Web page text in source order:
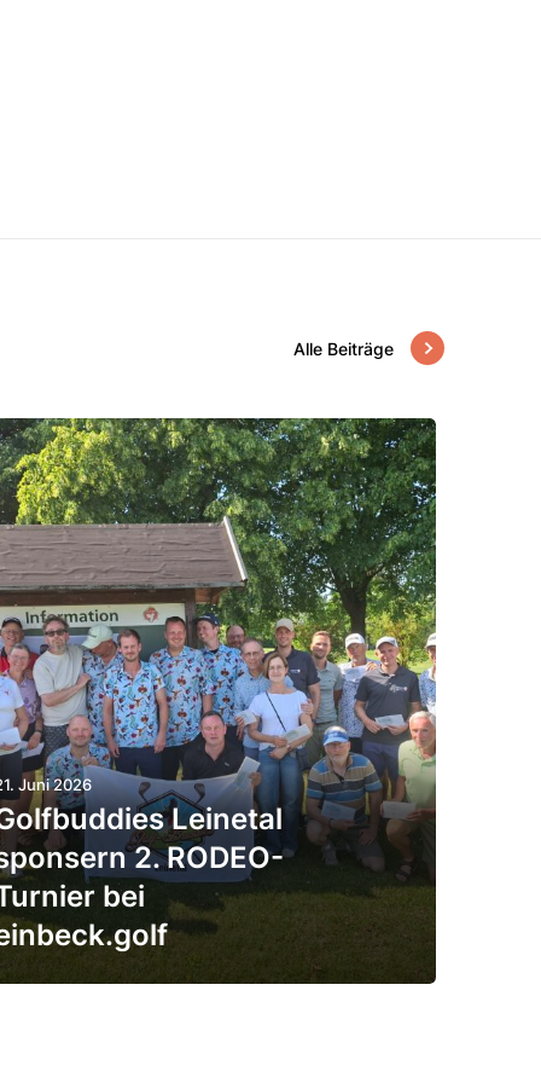
Alle Beiträge
Juni 2026
Leinetal
2. RODEO-
bei